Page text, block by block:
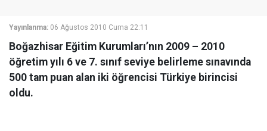
Yayınlanma: 06 Ağustos 2010 Cuma 22:11
Boğazhisar Eğitim Kurumları’nın 2009 – 2010
öğretim yılı 6 ve 7. sınıf seviye belirleme sınavında
500 tam puan alan iki öğrencisi Türkiye birincisi
oldu.